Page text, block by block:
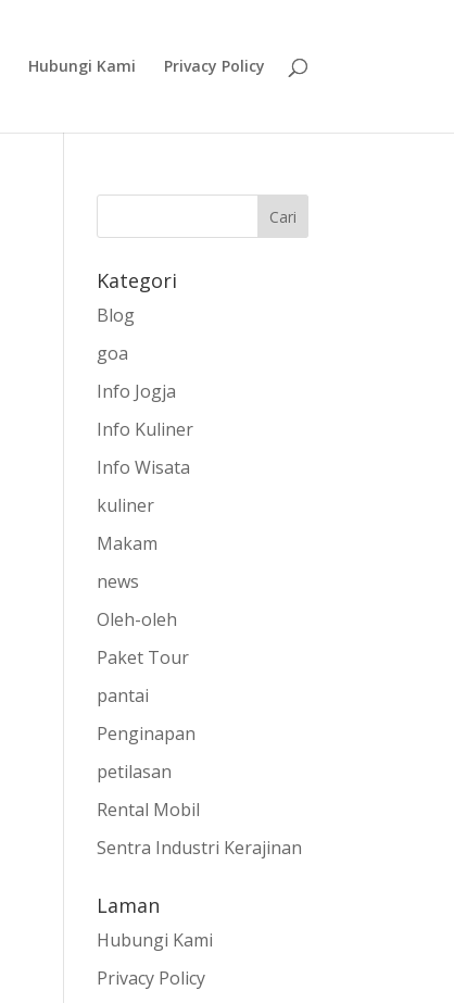
Hubungi Kami Privacy Policy
Kategori
Blog
goa
Info Jogja
Info Kuliner
Info Wisata
kuliner
Makam
news
Oleh-oleh
Paket Tour
pantai
Penginapan
petilasan
Rental Mobil
Sentra Industri Kerajinan
Laman
Hubungi Kami
Privacy Policy